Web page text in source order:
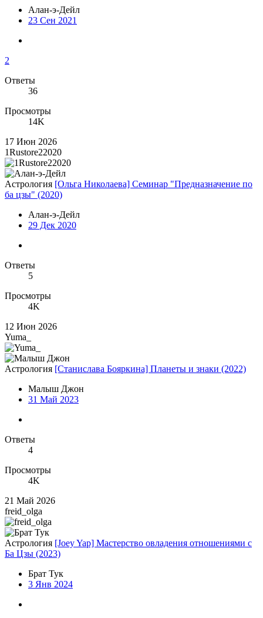
Алан-э-Дейл
23 Сен 2021
2
Ответы
36
Просмотры
14K
17 Июн 2026
1Rustore22020
Астрология [Ольга Николаева] Семинар "Предназначение по
ба цзы" (2020)
Алан-э-Дейл
29 Дек 2020
Ответы
5
Просмотры
4K
12 Июн 2026
Yuma_
Астрология [Станислава Бояркина] Планеты и знаки (2022)
Малыш Джон
31 Май 2023
Ответы
4
Просмотры
4K
21 Май 2026
freid_olga
Астрология [Joey Yap] Мастерство овладения отношениями с
Ба Цзы (2023)
Брат Тук
3 Янв 2024